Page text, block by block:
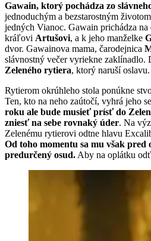
Gawain, ktorý pochádza zo
jednoduchým a bezstarostným
jedných Vianoc. Gawain prichádza
kráľovi Artušovi, a k jeho manželke
dvor. Gawainova mama, čarodejnica
slávnostný večer vyriekne
Zeleného rytiera, ktorý naruší oslavu.
Rytierom okrúhleho stola ponúkne
Ten, kto na neho zaútočí, vyhrá jeho
roku ale bude musieť prísť do
zniesť na sebe rovnaký úder. Na
Zelenému rytierovi odtne hlavu
Od toho momentu sa mu však pred
predurčený osud. Aby na oplátku